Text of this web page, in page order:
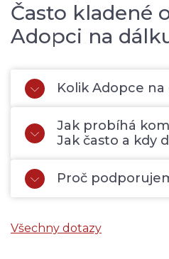
Často kladené
Adopci na
Kolik Adopce
Jak probíhá
Jak často a kdy
Proč
Všechny dotazy